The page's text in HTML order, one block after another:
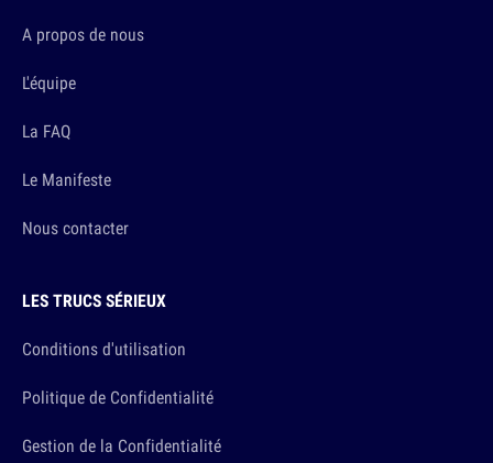
A propos de nous
L'équipe
La FAQ
Le Manifeste
Nous contacter
LES TRUCS SÉRIEUX
Conditions d'utilisation
Politique de Confidentialité
Gestion de la Confidentialité